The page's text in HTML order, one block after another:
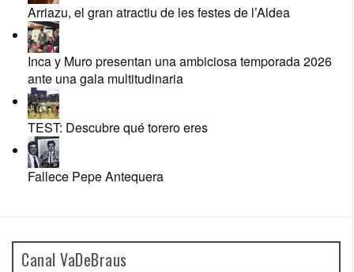
Arriazu, el gran atractiu de les festes de l’Aldea
Inca y Muro presentan una ambiciosa temporada 2026
ante una gala multitudinaria
TEST: Descubre qué torero eres
Fallece Pepe Antequera
Canal VaDeBraus